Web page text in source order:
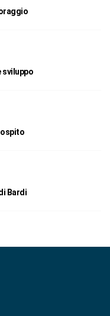
sviluppo
Bardi